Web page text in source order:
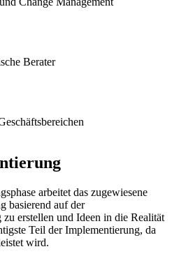
Berater
arbeitet das zugewiesene
basierend auf der
erstellen und Ideen in die Realität
Teil der Implementierung, da
wird.